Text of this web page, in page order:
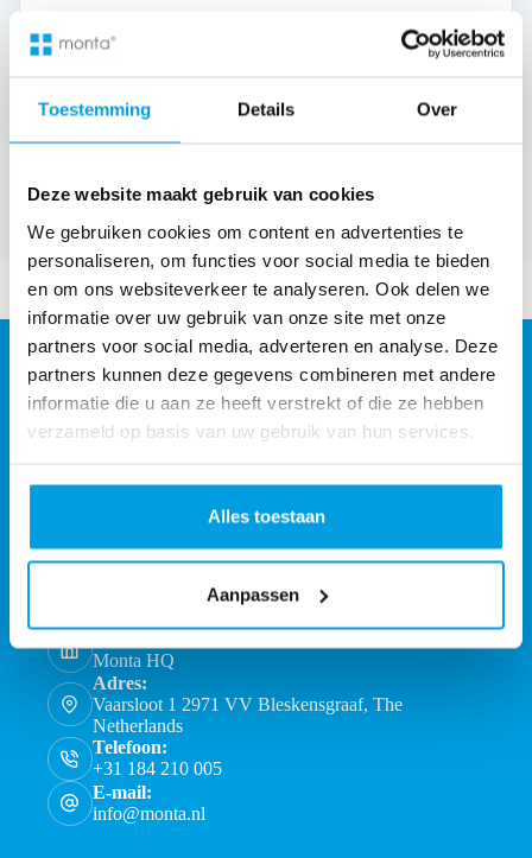
Toestemming Details Over
Deze website maakt gebruik van cookies
We gebruiken cookies om content en advertenties te
personaliseren, om functies voor social media te bieden
en om ons websiteverkeer te analyseren. Ook delen we
informatie over uw gebruik van onze site met onze
partners voor social media, adverteren en analyse. Deze
partners kunnen deze gegevens combineren met andere
informatie die u aan ze heeft verstrekt of die ze hebben
verzameld op basis van uw gebruik van hun services.
Alles toestaan
Aanpassen
Monta HQ
Adres:
Vaarsloot 1 2971 VV Bleskensgraaf, The
Netherlands
Telefoon:
+31 184 210 005
E-mail:
info@monta.nl